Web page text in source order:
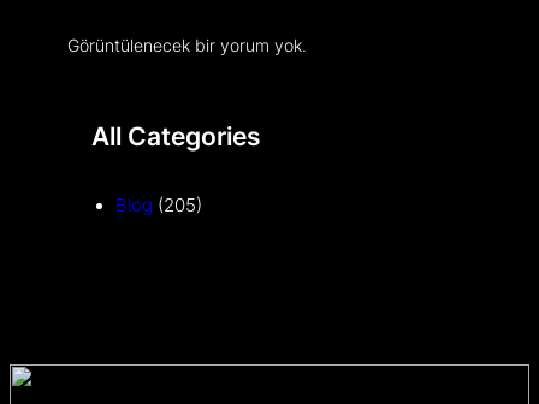
Görüntülenecek bir yorum yok.
All Categories
Blog (205)